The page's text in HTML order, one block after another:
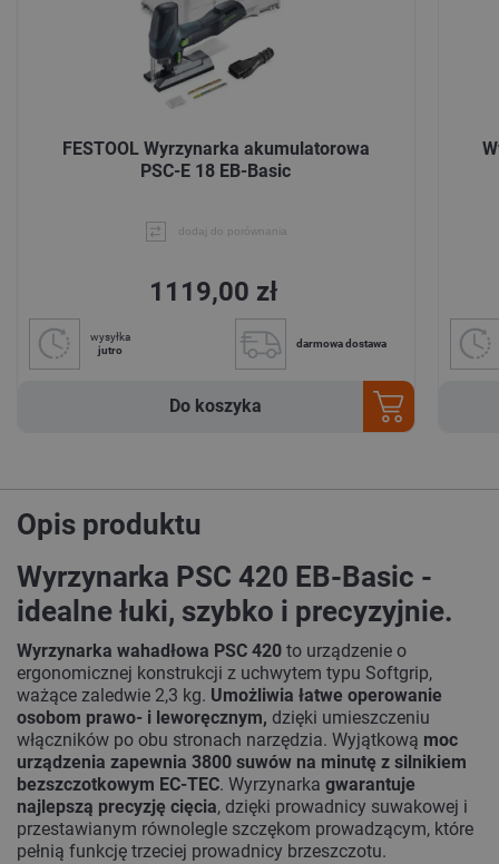
FESTOOL Wyrzynarka akumulatorowa
PSC-E 18 EB-Basic
dodaj do porównania
1119,00 zł
wysyłka
jutro
darmowa dostawa
Do koszyka
Opis produktu
Wyrzynarka PSC 420 EB-Basic -
idealne łuki, szybko i precyzyjnie.
Wyrzynarka wahadłowa PSC 420 to urządzenie o
ergonomicznej konstrukcji z uchwytem typu Softgrip,
ważące zaledwie 2,3 kg. Umożliwia łatwe operowanie
osobom prawo- i leworęcznym, dzięki umieszczeniu
włączników po obu stronach narzędzia. Wyjątkową moc
urządzenia zapewnia 3800 suwów na minutę z silnikiem
bezszczotkowym EC-TEC. Wyrzynarka gwarantuje
najlepszą precyzję cięcia, dzięki prowadnicy suwakowej i
przestawianym równolegle szczękom prowadzącym, które
pełnią funkcję trzeciej prowadnicy brzeszczotu.